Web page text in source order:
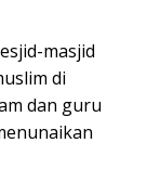
masjid
di
dan guru